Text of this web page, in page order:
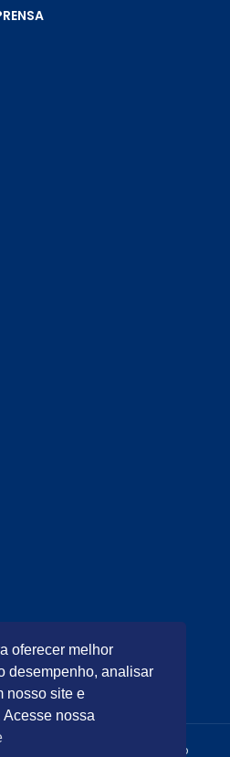
É permitida a reprodução do
oferecer melhor
desempenho, analisar
nosso site e
nossa